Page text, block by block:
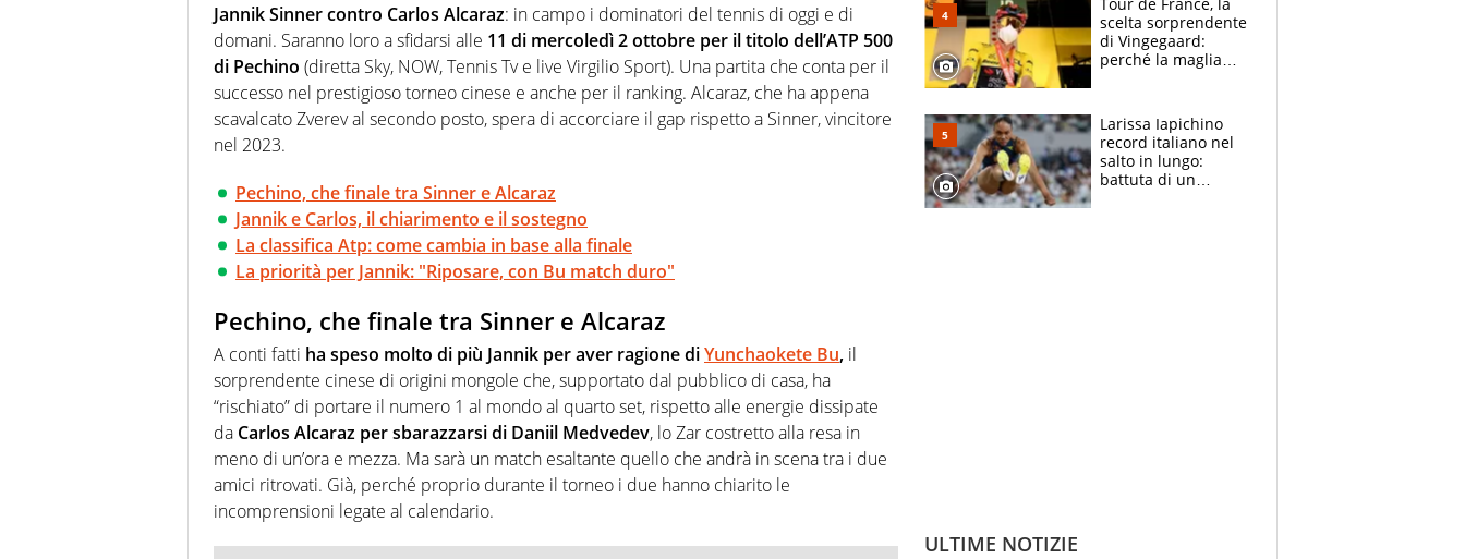
curve
Jannik Sinner contro Carlos Alcaraz: in campo i dominatori del tennis di oggi e di
domani. Saranno loro a sfidarsi alle 11 di mercoledì 2 ottobre per il titolo dell’ATP 500
di Pechino (diretta Sky, NOW, Tennis Tv e live Virgilio Sport). Una partita che conta per il
successo nel prestigioso torneo cinese e anche per il ranking. Alcaraz, che ha appena
scavalcato Zverev al secondo posto, spera di accorciare il gap rispetto a Sinner, vincitore
nel 2023.
Pechino, che finale tra Sinner e Alcaraz
Jannik e Carlos, il chiarimento e il sostegno
La classifica Atp: come cambia in base alla finale
La priorità per Jannik: "Riposare, con Bu match duro"
Pechino, che finale tra Sinner e Alcaraz
A conti fatti ha speso molto di più Jannik per aver ragione diYunchaokete Bu, il
sorprendente cinese di origini mongole che, supportato dal pubblico di casa, ha
“rischiato” di portare il numero 1 al mondo al quarto set, rispetto alle energie dissipate
da Carlos Alcaraz per sbarazzarsi di Daniil Medvedev, lo Zar costretto alla resa in
meno di un’ora e mezza. Ma sarà un match esaltante quello che andrà in scena tra i due
amici ritrovati. Già, perché proprio durante il torneo i due hanno chiarito le
incomprensioni legate al calendario.
scelta sorprendente
di Vingegaard:
perché la maglia
rischio da evitare
Larissa Iapichino
record italiano nel
salto in lungo:
battuta di un
ULTIME NOTIZIE